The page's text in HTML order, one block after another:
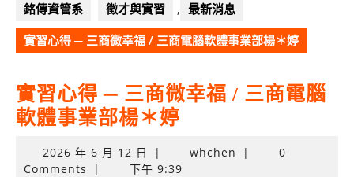
銘傳資管系
徵才與實習 , 最新消息
實習心得 ─ 三商微幸福 / 三商電腦軟體事業部楊＊婷
實習心得 ─ 三商微幸福 / 三商電腦
軟體事業部楊＊婷
2026 年 6 月 12 日 2026
年
| whchen |
0
Comments
| 下午 9:39